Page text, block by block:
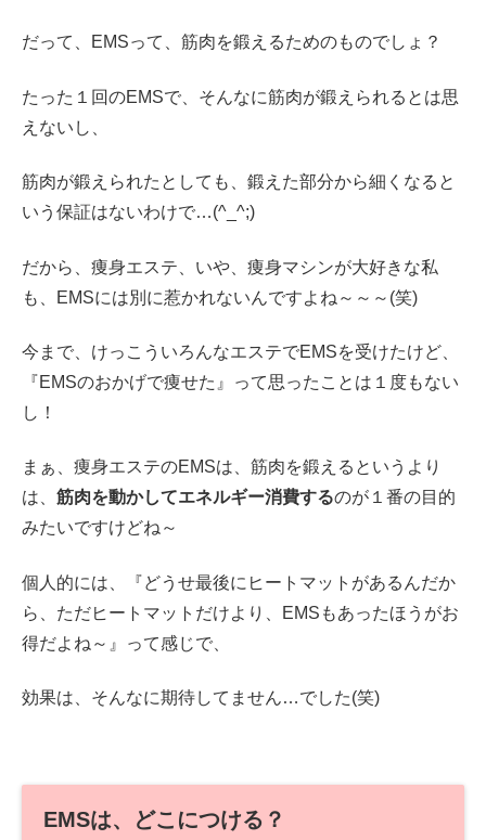
だって、EMSって、筋肉を鍛えるためのものでしょ？
たった１回のEMSで、そんなに筋肉が鍛えられるとは思
えないし、
筋肉が鍛えられたとしても、鍛えた部分から細くなると
いう保証はないわけで…(^_^;)
だから、痩身エステ、いや、痩身マシンが大好きな私
も、EMSには別に惹かれないんですよね～～～(笑)
今まで、けっこういろんなエステでEMSを受けたけど、
『EMSのおかげで痩せた』って思ったことは１度もない
し！
まぁ、痩身エステのEMSは、筋肉を鍛えるというより
は、 筋肉を動かしてエネルギー消費するのが１番の目的
みたいですけどね～
個人的には、『どうせ最後にヒートマットがあるんだか
ら、ただヒートマットだけより、EMSもあったほうがお
得だよね～』って感じで、
効果は、そんなに期待してません…でした(笑)
EMSは、どこにつける？